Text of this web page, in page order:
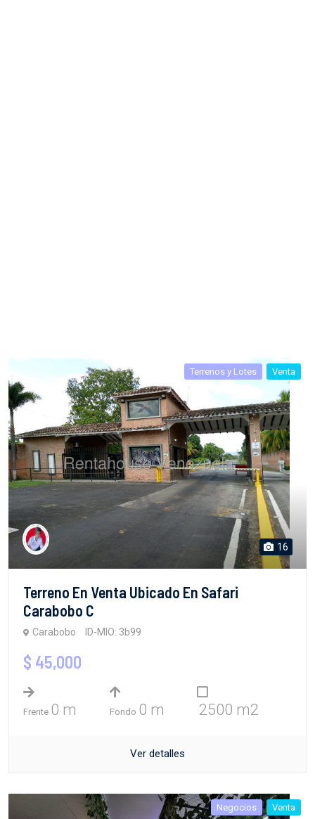
Terrenos y Lotes Venta
16
Terreno En Venta Ubicado En Safari
Carabobo C
Carabobo ID-MIO: 3b99
$ 45,000
Frente 0 m Fondo 0 m 2500 m2
Ver detalles
Negocios Venta